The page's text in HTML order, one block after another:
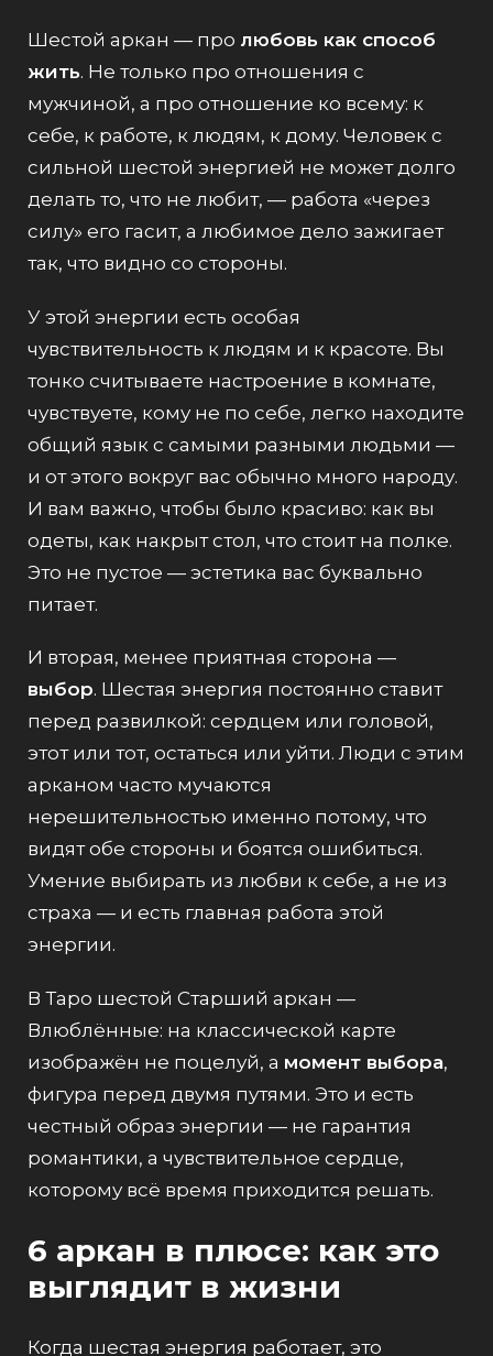
Шестой аркан — про любовь как способ
жить. Не только про отношения с
мужчиной, а про отношение ко всему: к
себе, к работе, к людям, к дому. Человек с
сильной шестой энергией не может долго
делать то, что не любит, — работа «через
силу» его гасит, а любимое дело зажигает
так, что видно со стороны.
У этой энергии есть особая
чувствительность к людям и к красоте. Вы
тонко считываете настроение в комнате,
чувствуете, кому не по себе, легко находите
общий язык с самыми разными людьми —
и от этого вокруг вас обычно много народу.
И вам важно, чтобы было красиво: как вы
одеты, как накрыт стол, что стоит на полке.
Это не пустое — эстетика вас буквально
питает.
И вторая, менее приятная сторона —
выбор. Шестая энергия постоянно ставит
перед развилкой: сердцем или головой,
этот или тот, остаться или уйти. Люди с этим
арканом часто мучаются
нерешительностью именно потому, что
видят обе стороны и боятся ошибиться.
Умение выбирать из любви к себе, а не из
страха — и есть главная работа этой
энергии.
В Таро шестой Старший аркан —
Влюблённые: на классической карте
изображён не поцелуй, а момент выбора,
фигура перед двумя путями. Это и есть
честный образ энергии — не гарантия
романтики, а чувствительное сердце,
которому всё время приходится решать.
6 аркан в плюсе: как это
выглядит в жизни
Когда шестая энергия работает, это